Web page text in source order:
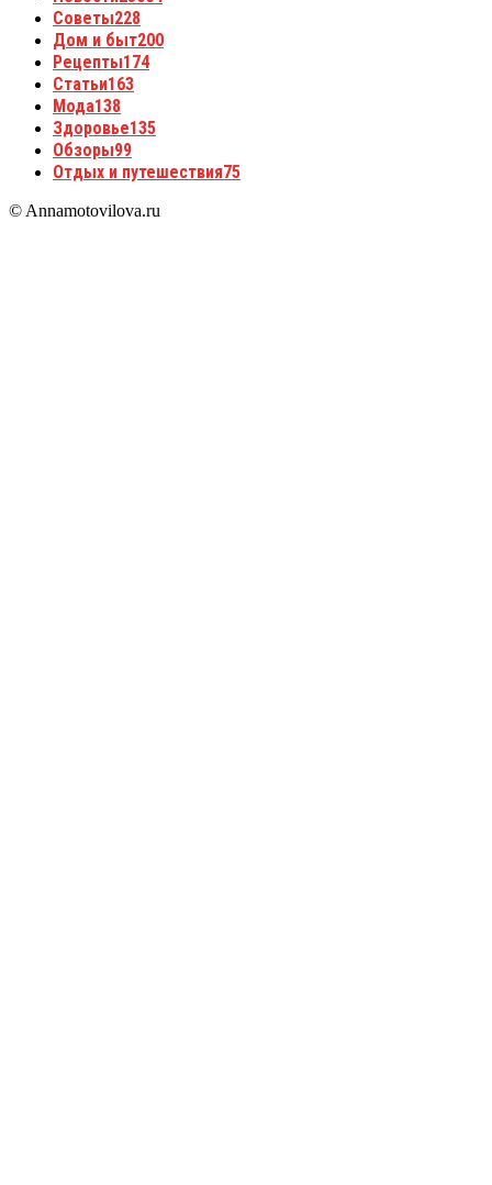
Советы228
Дом и быт200
Рецепты174
Статьи163
Мода138
Здоровье135
Обзоры99
Отдых и путешествия75
© Annamotovilova.ru